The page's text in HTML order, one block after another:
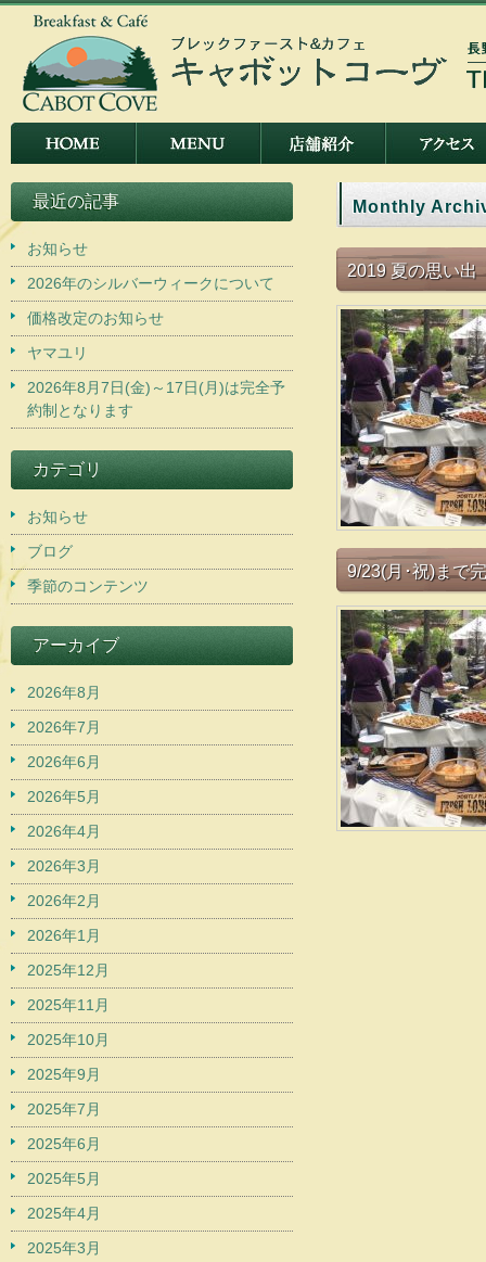
Monthly
2019 夏の思い出
9/23(月･祝)まで
最近の記事
お知らせ
2026年のシルバーウィークについて
価格改定のお知らせ
ヤマユリ
2026年8月7日(金)～17日(月)は完全予
約制となります
カテゴリ
お知らせ
ブログ
季節のコンテンツ
アーカイブ
2026年8月
2026年7月
2026年6月
2026年5月
2026年4月
2026年3月
2026年2月
2026年1月
2025年12月
2025年11月
2025年10月
2025年9月
2025年7月
2025年6月
2025年5月
2025年4月
2025年3月